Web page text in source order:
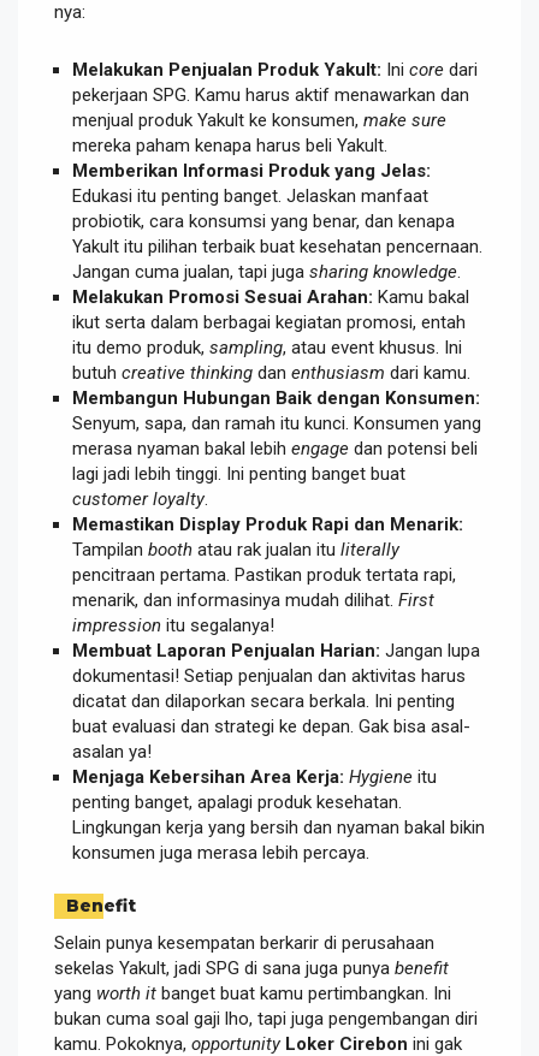
nya:
Melakukan Penjualan Produk Yakult: Ini core dari
pekerjaan SPG. Kamu harus aktif menawarkan dan
menjual produk Yakult ke konsumen, make sure
mereka paham kenapa harus beli Yakult.
Memberikan Informasi Produk yang Jelas:
Edukasi itu penting banget. Jelaskan manfaat
probiotik, cara konsumsi yang benar, dan kenapa
Yakult itu pilihan terbaik buat kesehatan pencernaan.
Jangan cuma jualan, tapi juga sharing knowledge.
Melakukan Promosi Sesuai Arahan: Kamu bakal
ikut serta dalam berbagai kegiatan promosi, entah
itu demo produk, sampling, atau event khusus. Ini
butuh creative thinking dan enthusiasm dari kamu.
Membangun Hubungan Baik dengan Konsumen:
Senyum, sapa, dan ramah itu kunci. Konsumen yang
merasa nyaman bakal lebih engage dan potensi beli
lagi jadi lebih tinggi. Ini penting banget buat
customer loyalty.
Memastikan Display Produk Rapi dan Menarik:
Tampilan booth atau rak jualan itu literally
pencitraan pertama. Pastikan produk tertata rapi,
menarik, dan informasinya mudah dilihat. First
impression itu segalanya!
Membuat Laporan Penjualan Harian: Jangan lupa
dokumentasi! Setiap penjualan dan aktivitas harus
dicatat dan dilaporkan secara berkala. Ini penting
buat evaluasi dan strategi ke depan. Gak bisa asal-
asalan ya!
Menjaga Kebersihan Area Kerja: Hygiene itu
penting banget, apalagi produk kesehatan.
Lingkungan kerja yang bersih dan nyaman bakal bikin
konsumen juga merasa lebih percaya.
Benefit
Selain punya kesempatan berkarir di perusahaan
sekelas Yakult, jadi SPG di sana juga punya benefit
yang worth it banget buat kamu pertimbangkan. Ini
bukan cuma soal gaji lho, tapi juga pengembangan diri
kamu. Pokoknya, opportunity Loker Cirebon ini gak